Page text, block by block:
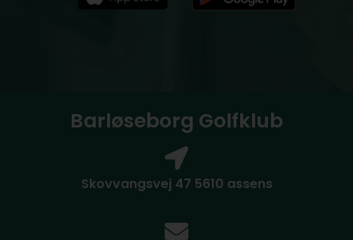
Barløseborg Golfklub
Skovvangsvej 47 5610 assens